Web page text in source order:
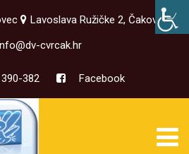
Lavoslava Ružičke 2, Čakovec
cvrcak.hr
382 Facebook